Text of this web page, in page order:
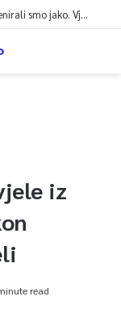
Kapo i Barlov o medaljama iz Hrvatske: “Trenirali smo jako. Vjerovali smo”
iz
read